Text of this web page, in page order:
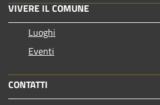
VIVERE IL COMUNE
Luoghi
Eventi
CONTATTI